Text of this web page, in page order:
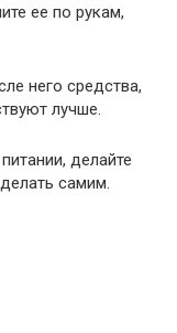
ее по рукам,
него средства,
лучше.
делайте
самим.